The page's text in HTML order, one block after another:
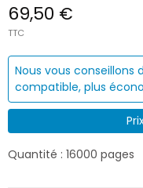
69,50 €
TTC
Nous vous conseillons
compatible, plus
Quantité : 16000 pages